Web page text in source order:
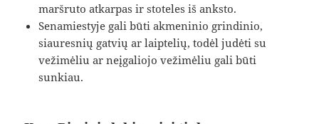
maršruto atkarpas ir stoteles iš anksto.
Senamiestyje gali būti akmeninio grindinio,
siauresnių gatvių ar laiptelių, todėl judėti su
vežimėliu ar neįgaliojo vežimėliu gali būti
sunkiau.